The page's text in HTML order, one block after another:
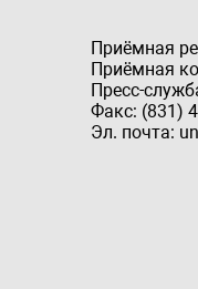
Приёмная
Приёмная
Пресс-
Факс: (831)
Эл. почта: